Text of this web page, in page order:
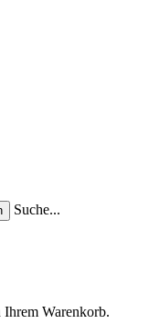
Suche...
Warenkorb.